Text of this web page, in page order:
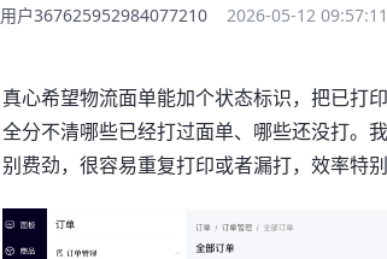
用户367625952984077210 2026-05-12 09:57:11
真心希望物流面单能加个状态标识，把已打
全分不清哪些已经打过面单、哪些还没打。
别费劲，很容易重复打印或者漏打，效率特别